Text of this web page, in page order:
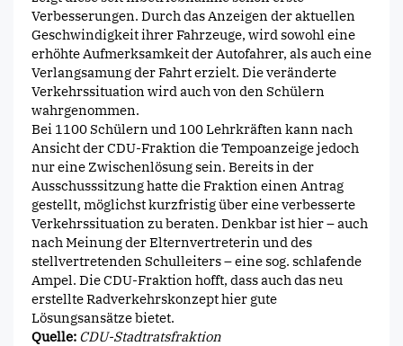
Verbesserungen. Durch das Anzeigen der aktuellen
Geschwindigkeit ihrer Fahrzeuge, wird sowohl eine
erhöhte Aufmerksamkeit der Autofahrer, als auch eine
Verlangsamung der Fahrt erzielt. Die veränderte
Verkehrssituation wird auch von den Schülern
wahrgenommen.
Bei 1100 Schülern und 100 Lehrkräften kann nach
Ansicht der CDU-Fraktion die Tempoanzeige jedoch
nur eine Zwischenlösung sein. Bereits in der
Ausschusssitzung hatte die Fraktion einen Antrag
gestellt, möglichst kurzfristig über eine verbesserte
Verkehrssituation zu beraten. Denkbar ist hier – auch
nach Meinung der Elternvertreterin und des
stellvertretenden Schulleiters – eine sog. schlafende
Ampel. Die CDU-Fraktion hofft, dass auch das neu
erstellte Radverkehrskonzept hier gute
Lösungsansätze bietet.
Quelle: CDU-Stadtratsfraktion